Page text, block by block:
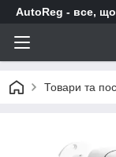
AutoReg - все,
Товари та